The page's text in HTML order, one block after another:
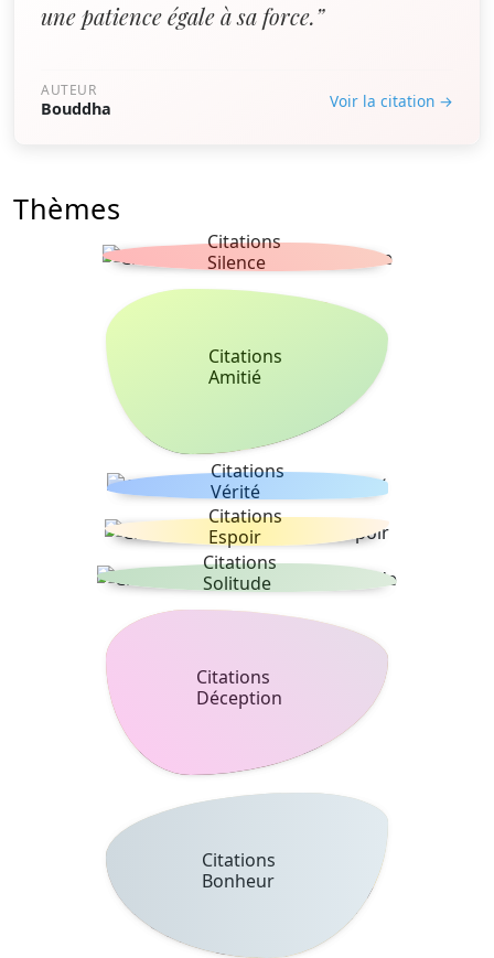
une patience égale à sa force.”
AUTEUR
Bouddha Voir la citation →
Thèmes
Citations
Silence
Citations
Amitié
Citations
Vérité
Citations
Espoir
Citations
Solitude
Citations
Déception
Citations
Bonheur